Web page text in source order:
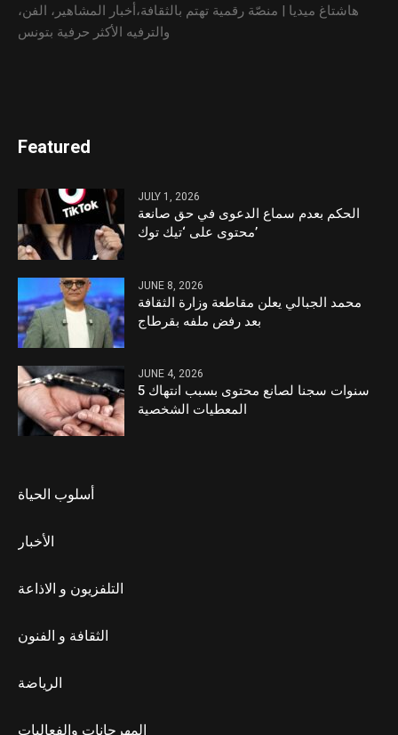
هاشتاغ ميديا | منصّة رقمية تهتم بالثقافة،أخبار المشاهير، الفن،
والترفيه الأكثر حرفية بتونس
Featured
JULY 1, 2026
الحكم بعدم سماع الدعوى في حق صانعة
محتوى على ‘تيك توك’
JUNE 8, 2026
محمد الجبالي يعلن مقاطعة وزارة الثقافة
بعد رفض ملفه بقرطاج
JUNE 4, 2026
5 سنوات سجنا لصانع محتوى بسبب انتهاك
المعطيات الشخصية
أسلوب الحياة
الأخبار
التلفزيون و الاذاعة
الثقافة و الفنون
الرياضة
المهرجانات والفعاليات